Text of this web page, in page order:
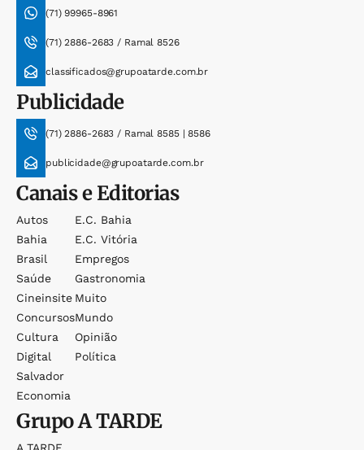
(71) 99965-8961
(71) 2886-2683 / Ramal 8526
classificados@grupoatarde.com.br
Publicidade
(71) 2886-2683 / Ramal 8585 | 8586
publicidade@grupoatarde.com.br
Canais e Editorias
Autos
Bahia
Brasil
Saúde
Cineinsite
Concursos
Cultura
Digital
Salvador
Economia
E.c. Bahia
E.c. Vitória
Empregos
Gastronomia
Muito
Mundo
Opinião
Política
GrupoA TARDE